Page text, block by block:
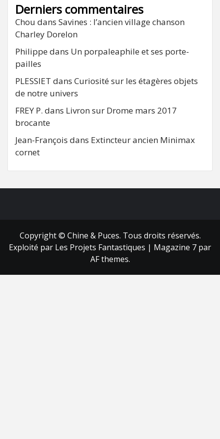
Derniers commentaires
Chou dans Savines : l’ancien village chanson
Charley Dorelon
Philippe dans Un porpaleaphile et ses porte-
pailles
PLESSIET dans Curiosité sur les étagères objets
de notre univers
FREY P. dans Livron sur Drome mars 2017
brocante
Jean-François dans Extincteur ancien Minimax
cornet
Copyright © Chine & Puces. Tous droits réservés.
Exploité par Les Projets Fantastiques | Magazine 7 par
AF themes.